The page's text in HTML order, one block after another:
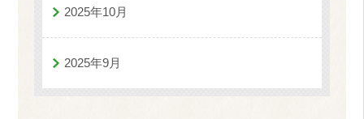
2025年10月
2025年9月